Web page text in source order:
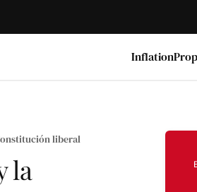
Inflation
liberal
la